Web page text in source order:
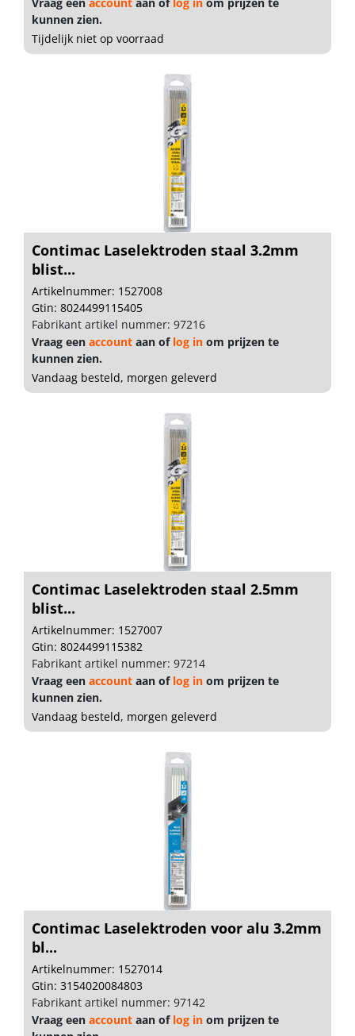
kunnen zien.
Tijdelijk niet op voorraad
Contimac Laselektroden staal 3.2mm
blist...
Artikelnummer: 1527008
Gtin: 8024499115405
Fabrikant artikel nummer: 97216
Vraag een account aan of log in om prijzen te
kunnen zien.
Vandaag besteld, morgen geleverd
Contimac Laselektroden staal 2.5mm
blist...
Artikelnummer: 1527007
Gtin: 8024499115382
Fabrikant artikel nummer: 97214
Vraag een account aan of log in om prijzen te
kunnen zien.
Vandaag besteld, morgen geleverd
Contimac Laselektroden voor alu 3.2mm
bl...
Artikelnummer: 1527014
Gtin: 3154020084803
Fabrikant artikel nummer: 97142
Vraag een account aan of log in om prijzen te